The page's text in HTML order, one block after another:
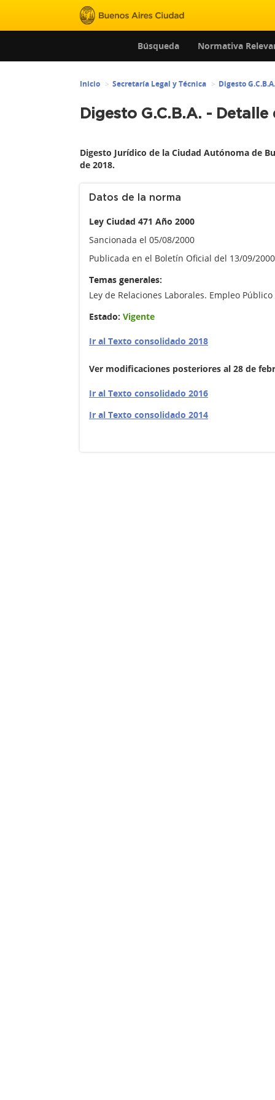
Búsqueda Normativa
Inicio Secretaría Legal y Técnica Digesto G.C.B.A.
Digesto G.C.B.A. -
Digesto Jurídico de la Ciudad Autónoma de
de 2018.
Datos de la norma
Ley Ciudad 471 Año 2000
Sancionada el 05/08/2000
Publicada en el Boletín Oficial del 13/09/
Temas generales:
Ley de Relaciones Laborales. Empleo Público
Estado: Vigente
Ir al Texto consolidado 2018
Ver modificaciones posteriores al 28 de
Ir al Texto consolidado 2016
Ir al Texto consolidado 2014